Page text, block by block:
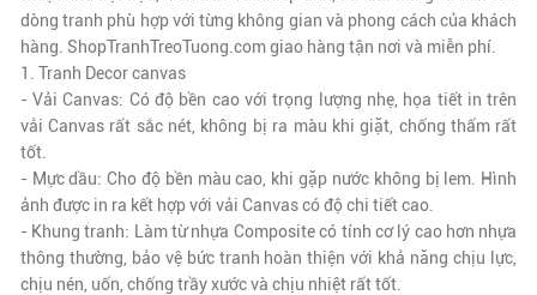
dòng tranh phù hợp với từng không gian và phong cách của khách
hàng. ShopTranhTreoTuong.comgiao hàng tận nơi và miễn phí.
1. Tranh Decor canvas
- Vải Canvas: Có độ bền cao với trọng lượng nhẹ, họa tiết in trên
vải Canvas rất sắc nét, không bị ra màu khi giặt, chống thấm rất
tốt.
- Mực dầu: Cho độ bền màu cao, khi gặp nước không bị lem. Hình
ảnh được in ra kết hợp với vải Canvas có độ chi tiết cao.
- Khung tranh: Làm từ nhựa Composite có tính cơ lý cao hơn nhựa
thông thường, bảo vệ bức tranh hoàn thiện với khả năng chịu lực,
chịu nén, uốn, chống trầy xước và chịu nhiệt rất tốt.